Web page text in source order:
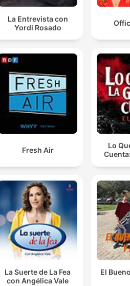
La Entrevista con
Yordi Rosado
Fresh Air
Lo
La Suerte de La Fea
con Angélica Vale
El